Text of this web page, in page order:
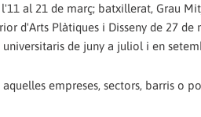
al 21 de març; batxillerat, Grau
d'Arts Plàtiques i Disseny de 27 de
de juny a juliol i en
empreses, sectors, barris o